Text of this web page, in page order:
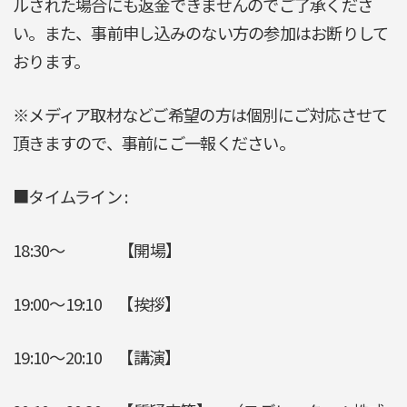
い。また、事前申し込みのない方の参加はお断りして
おります。
※メディア取材などご希望の方は個別にご対応させて
頂きますので、事前にご一報ください。
■タイムライン :
18:30～ 【開場】
19:00～19:10 【挨拶】
19:10～20:10 【講演】